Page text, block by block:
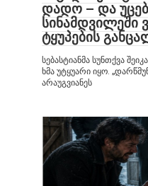
დადო – და
სინამდვილეში
ტყუპების
სებასტიანმა სუნთქვა
ხმა უტყუარი იყო.
არაუგვიანეს